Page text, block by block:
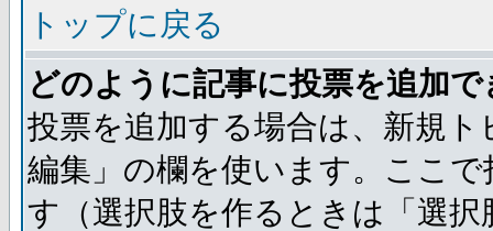
トップに戻る
どのように記事に投票を追加
投票を追加する場合は、新規
編集」の欄を使います。ここ
す（選択肢を作るときは「選